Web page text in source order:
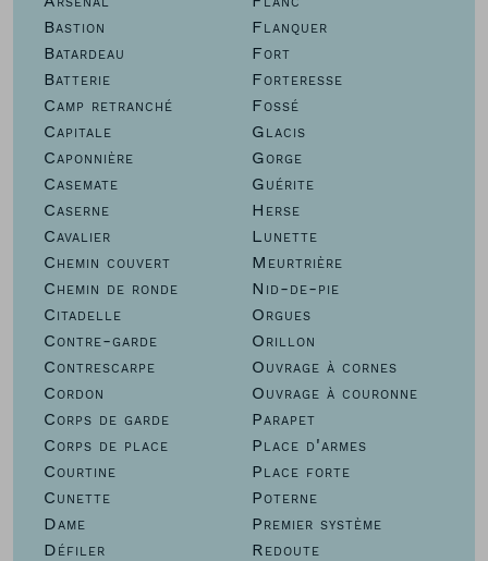
Bastion
Batardeau
Batterie
Camp retranché
Capitale
Caponnière
Casemate
Caserne
Cavalier
Chemin couvert
Chemin de ronde
Citadelle
Contre-garde
Contrescarpe
Cordon
Corps de garde
Corps de place
Courtine
Cunette
Dame
Défiler
Flanquer
Fort
Forteresse
Fossé
Glacis
Gorge
Guérite
Herse
Lunette
Meurtrière
Nid-de-pie
Orgues
Orillon
Ouvrage à cornes
Ouvrage à couronne
Parapet
Place d'armes
Place forte
Poterne
Premier système
Redoute